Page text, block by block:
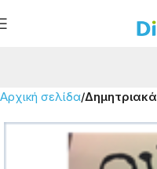
Αρχική σελίδα Δημητριακά